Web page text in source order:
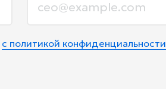
с политикой конфиденциальности